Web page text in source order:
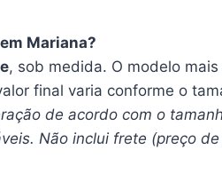
Mariana?
, sob medida. O modelo
final varia conforme o
de acordo com o
Não inclui frete (preço